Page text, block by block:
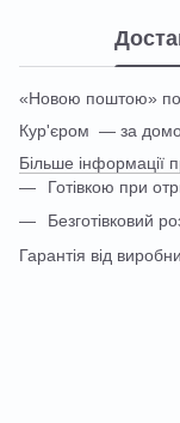
«Новою поштою» по
Кур'єром — за
Більше інформації
Готівкою при
Безготівковий
Гарантія від